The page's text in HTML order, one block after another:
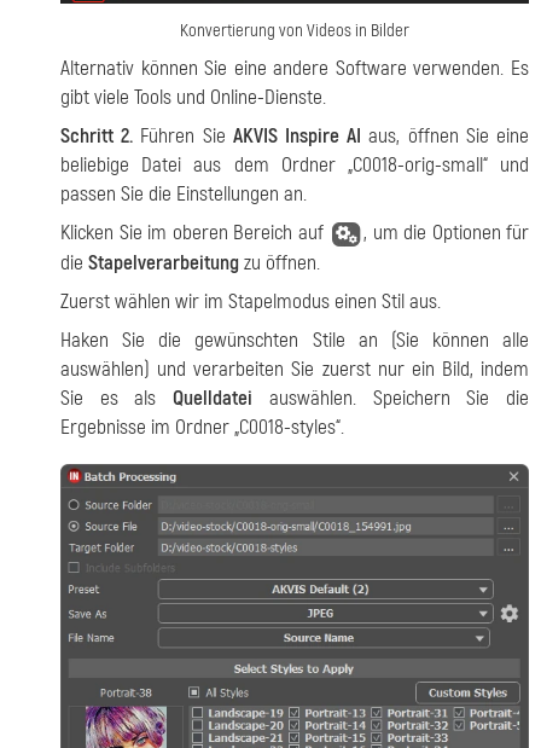
Konvertierung von Videos in Bilder
Alternativ können Sie eine andere Software verwenden. Es
gibt viele Tools und Online-Dienste.
Schritt 2. Führen Sie AKVIS Inspire AI aus, öffnen Sie eine
beliebige Datei aus dem Ordner „C0018-orig-small“ und
passen Sie die Einstellungen an.
Klicken Sie im oberen Bereich auf
, um die Optionen für
die Stapelverarbeitungzu öffnen.
Zuerst wählen wir im Stapelmodus einen Stil aus.
Haken Sie die gewünschten Stile an (Sie können alle
auswählen) und verarbeiten Sie zuerst nur ein Bild, indem
Sie es alsQuelldatei auswählen. Speichern Sie die
Ergebnisse im Ordner „C0018-styles“.